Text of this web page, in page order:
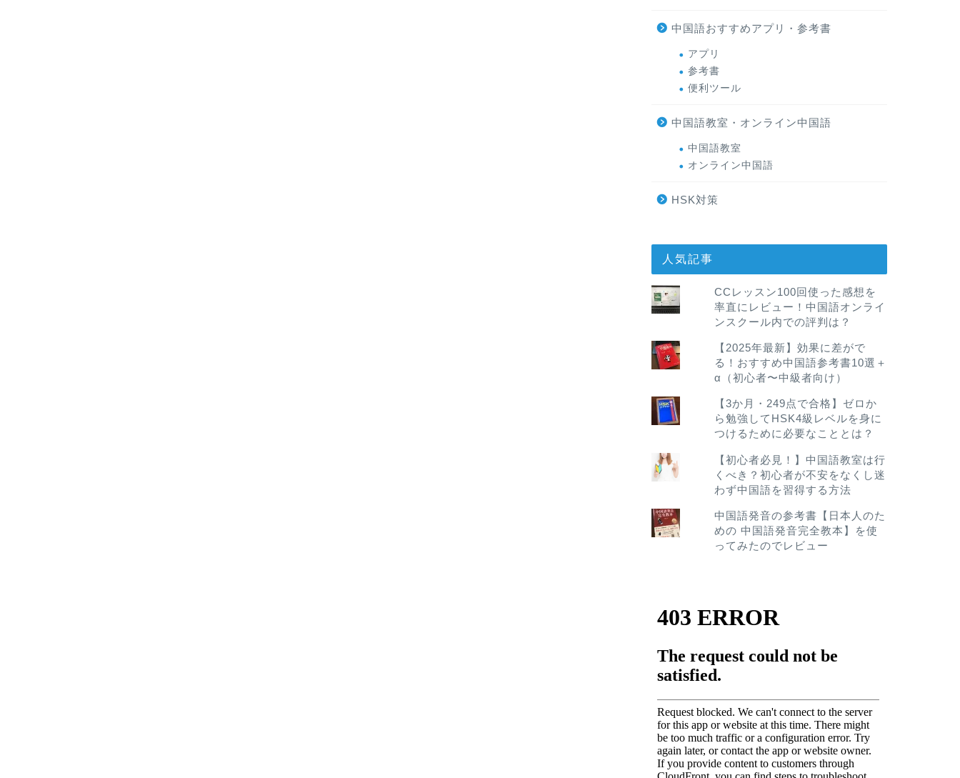
中国語おすすめアプリ・参考書
アプリ
参考書
便利ツール
中国語教室・オンライン中国語
中国語教室
オンライン中国語
HSK対策
人気記事
CCレッスン100回使った感想を
率直にレビュー！中国語オンライ
ンスクール内での評判は？
【2025年最新】効果に差がで
る！おすすめ中国語参考書10選＋
α（初心者〜中級者向け）
【3か月・249点で合格】ゼロか
ら勉強してHSK4級レベルを身に
つけるために必要なこととは？
【初心者必見！】中国語教室は行
くべき？初心者が不安をなくし迷
わず中国語を習得する方法
中国語発音の参考書【日本人のた
めの 中国語発音完全教本】を使
ってみたのでレビュー